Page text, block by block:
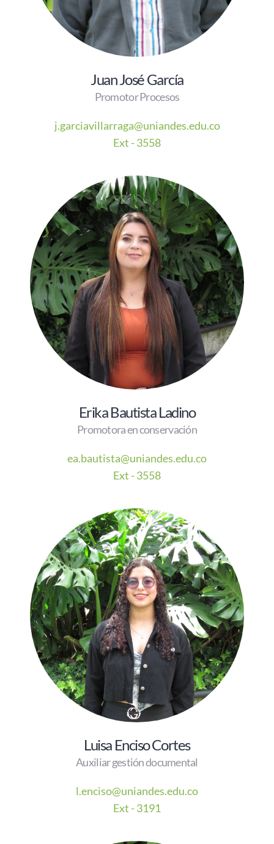
Juan José García
Promotor Procesos
j.garciavillarraga@uniandes.edu.co
Ext - 3558
Erika Bautista Ladino
Promotora en conservación
ea.bautista@uniandes.edu.co
Ext - 3558
Luisa Enciso Cortes
Auxiliar gestión documental
l.enciso@uniandes.edu.co
Ext - 3191